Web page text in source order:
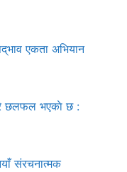
एकता अभियान
छलफल भएकाे छ :
संरचनात्मक